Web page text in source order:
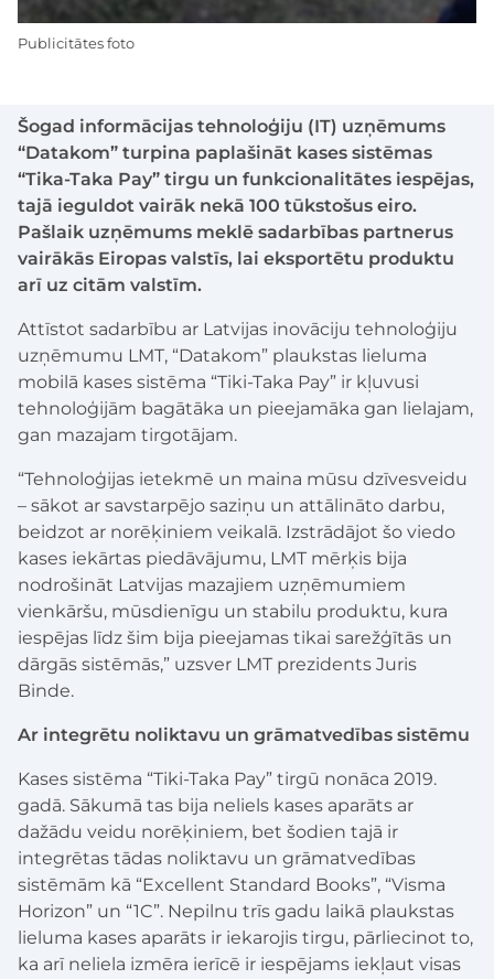
Šogad informācijas tehnoloģiju (IT) uzņēmums
“Datakom” turpina paplašināt kases sistēmas
“Tika-Taka Pay” tirgu un funkcionalitātes iespējas,
tajā ieguldot vairāk nekā 100 tūkstošus eiro.
Pašlaik uzņēmums meklē sadarbības partnerus
vairākās Eiropas valstīs, lai eksportētu produktu
arī uz citām valstīm.
Attīstot sadarbību ar Latvijas inovāciju tehnoloģiju
uzņēmumu LMT, “Datakom” plaukstas lieluma
mobilā kases sistēma “Tiki-Taka Pay” ir kļuvusi
tehnoloģijām bagātāka un pieejamāka gan lielajam,
gan mazajam tirgotājam.
“Tehnoloģijas ietekmē un maina mūsu dzīvesveidu
– sākot ar savstarpējo saziņu un attālināto darbu,
beidzot ar norēķiniem veikalā. Izstrādājot šo viedo
kases iekārtas piedāvājumu, LMT mērķis bija
nodrošināt Latvijas mazajiem uzņēmumiem
vienkāršu, mūsdienīgu un stabilu produktu, kura
iespējas līdz šim bija pieejamas tikai sarežģītās un
dārgās sistēmās,” uzsver LMT prezidents Juris
Binde.
Ar integrētu noliktavu un grāmatvedības sistēmu
Kases sistēma “Tiki-Taka Pay” tirgū nonāca 2019.
gadā. Sākumā tas bija neliels kases aparāts ar
dažādu veidu norēķiniem, bet šodien tajā ir
integrētas tādas noliktavu un grāmatvedības
sistēmām kā “Excellent Standard Books”, “Visma
Horizon” un “1C”. Nepilnu trīs gadu laikā plaukstas
lieluma kases aparāts ir iekarojis tirgu, pārliecinot to,
ka arī neliela izmēra ierīcē ir iespējams iekļaut visas
Publicitātes foto